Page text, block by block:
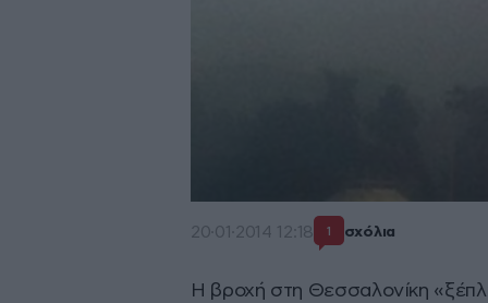
20·01·2014 12:18 1 σχόλια
Η βροχή στη Θεσσαλονίκη